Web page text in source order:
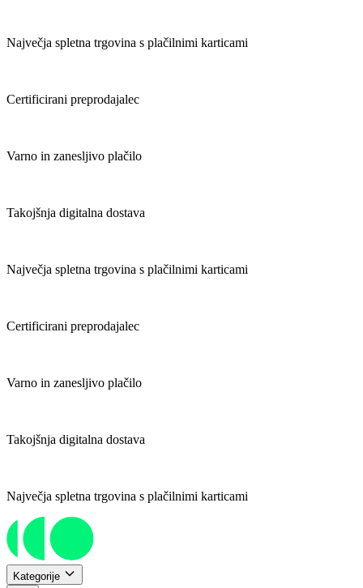
Največja spletna trgovina s plačilnimi karticami
Certificirani preprodajalec
Varno in zanesljivo plačilo
Takojšnja digitalna dostava
Največja spletna trgovina s plačilnimi karticami
Certificirani preprodajalec
Varno in zanesljivo plačilo
Takojšnja digitalna dostava
Največja spletna trgovina s plačilnimi karticami
Kategorije